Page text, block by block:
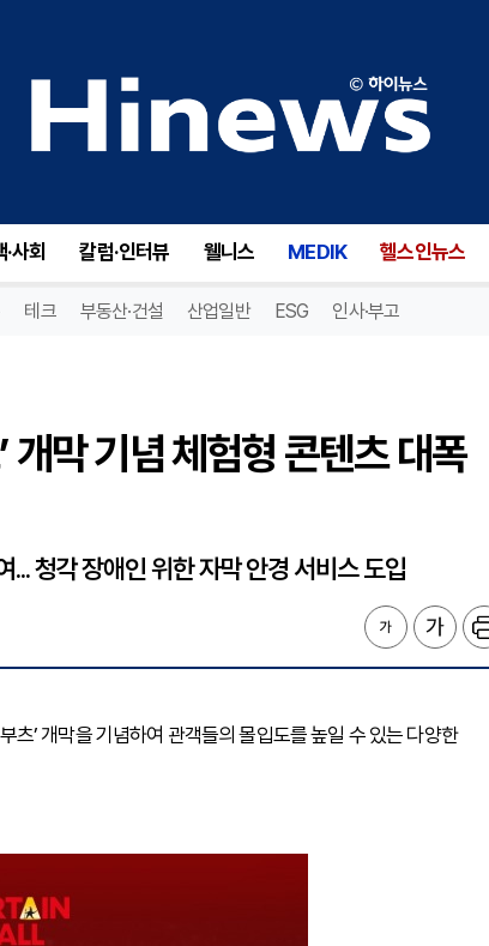
사회 칼럼·인터뷰 웰니스 MEDIK 헬스인뉴스
테크 부동산·건설 산업일반 ESG 인사·부고
개막 기념 체험형 콘텐츠 대폭
청각 장애인 위한 자막 안경 서비스 도입
’ 개막을 기념하여 관객들의 몰입도를 높일 수 있는 다양한